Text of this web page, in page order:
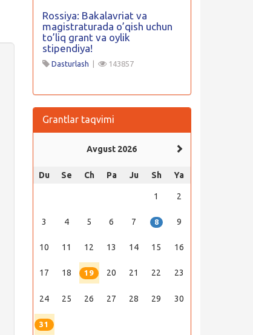
Rossiya: Bakalavriat va
magistraturada o’qish uchun
to’liq grant va oylik
stipendiya!
Dasturlash 143857
Grantlar taqvimi
Avgust 2026
Du Se Ch Pa Ju Sh Ya
1 2
3 4 5 6 7 8 9
10 11 12 13 14 15 16
17 18 19 20 21 22 23
24 25 26 27 28 29 30
31